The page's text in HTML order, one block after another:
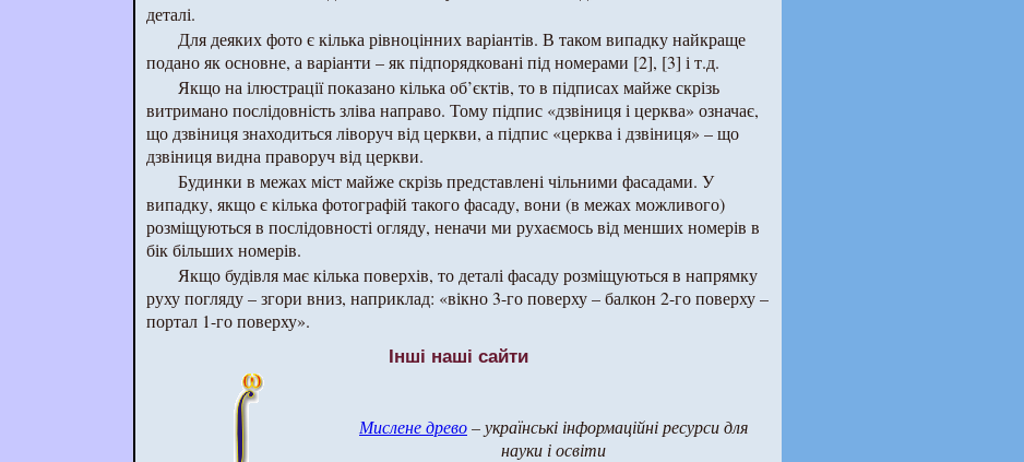
деталі.
Для деяких фото є кілька рівноцінних варіантів. В таком випадку найкраще
подано як основне, а варіанти – як підпорядковані під номерами [2], [3] і т.д.
Якщо на ілюстрації показано кілька об’єктів, то в підписах майже скрізь
витримано послідовність зліва направо. Тому підпис «дзвіниця і церква» означає,
що дзвіниця знаходиться ліворуч від церкви, а підпис «церква і дзвіниця» – що
дзвіниця видна праворуч від церкви.
Будинки в межах міст майже скрізь представлені чільними фасадами. У
випадку, якщо є кілька фотографій такого фасаду, вони (в межах можливого)
розміщуються в послідовності огляду, неначи ми рухаємось від менших номерів в
бік більших номерів.
Якщо будівля має кілька поверхів, то деталі фасаду розміщуються в напрямку
руху погляду – згори вниз, наприклад: «вікно 3-го поверху – балкон 2-го поверху –
портал 1-го поверху».
Інші наші сайти
Мислене древо– українські інформаційні ресурси для
науки і освіти